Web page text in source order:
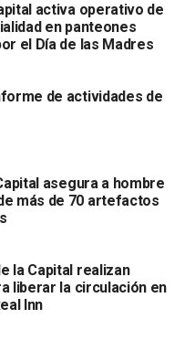
a criterios de
sanitaria.
de la Capital, a
la Fiscalía General del
realice las
responsable por
animal
activa operativo de
en panteones
el Día de las Madres
de actividades de
asegura a hombre
más de 70 artefactos
la Capital realizan
liberar la circulación en
Inn